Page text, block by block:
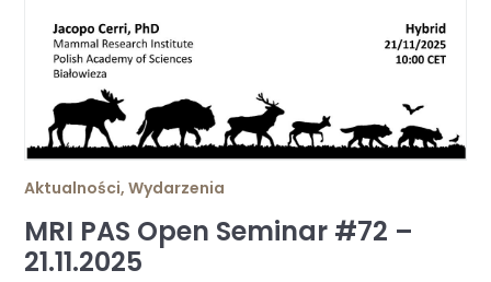
Aktualności,Wydarzenia
MRI PAS Open Seminar #72 –
21.11.2025